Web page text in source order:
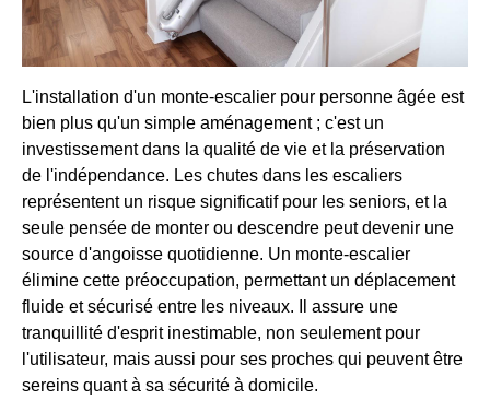
L'installation d'un monte-escalier pour personne âgée est
bien plus qu'un simple aménagement ; c'est un
investissement dans la qualité de vie et la préservation
de l'indépendance. Les chutes dans les escaliers
représentent un risque significatif pour les seniors, et la
seule pensée de monter ou descendre peut devenir une
source d'angoisse quotidienne. Un monte-escalier
élimine cette préoccupation, permettant un déplacement
fluide et sécurisé entre les niveaux. Il assure une
tranquillité d'esprit inestimable, non seulement pour
l'utilisateur, mais aussi pour ses proches qui peuvent être
sereins quant à sa sécurité à domicile.